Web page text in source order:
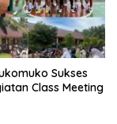
Sukses
Class Meeting